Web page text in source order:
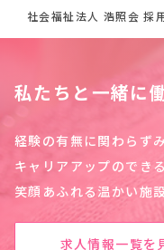
社会福祉法人 浩照会 採
私たちと一緒に
経験の有無に関わらず
キャリアアップのでき
笑顔あふれる温かい施
求人情報一覧を